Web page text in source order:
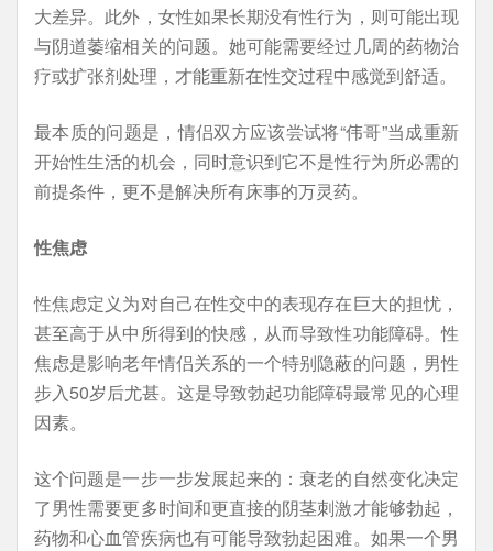
大差异。此外，女性如果长期没有性行为，则可能出现
与阴道萎缩相关的问题。她可能需要经过几周的药物治
疗或扩张剂处理，才能重新在性交过程中感觉到舒适。
最本质的问题是，情侣双方应该尝试将“伟哥”当成重新
开始性生活的机会，同时意识到它不是性行为所必需的
前提条件，更不是解决所有床事的万灵药。
性焦虑
性焦虑定义为对自己在性交中的表现存在巨大的担忧，
甚至高于从中所得到的快感，从而导致性功能障碍。性
焦虑是影响老年情侣关系的一个特别隐蔽的问题，男性
步入50岁后尤甚。这是导致勃起功能障碍最常见的心理
因素。
这个问题是一步一步发展起来的：衰老的自然变化决定
了男性需要更多时间和更直接的阴茎刺激才能够勃起，
药物和心血管疾病也有可能导致勃起困难。如果一个男